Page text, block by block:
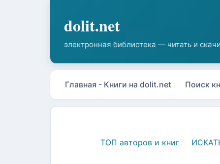
Главная - Книги на dolit.net Поиск
ТОП авторов и книг